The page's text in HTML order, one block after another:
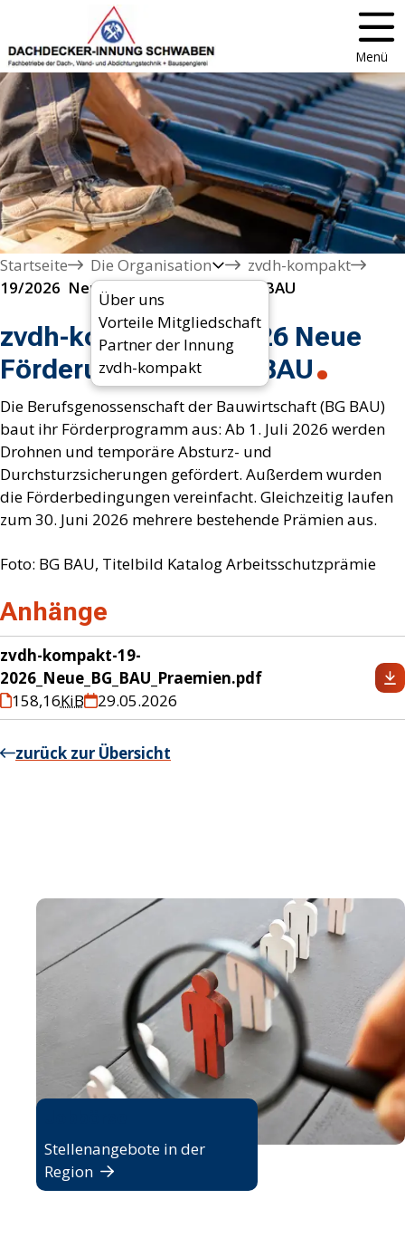
Menü
Startseite
Die Organisation
Über uns
Vorteile Mitgliedschaft
Partner der Innung
zvdh-kompakt
zvdh-kompakt
19/2026  Neue Förderungen der BG BAU
zvdh-kompakt 19/2026 Neue
Förderungen der BG BAU
Die Berufsgenossenschaft der Bauwirtschaft (BG BAU)
baut ihr Förderprogramm aus: Ab 1. Juli 2026 werden
Drohnen und temporäre Absturz- und
Durchsturzsicherungen gefördert. Außerdem wurden
die Förderbedingungen vereinfacht. Gleichzeitig laufen
zum 30. Juni 2026 mehrere bestehende Prämien aus.
Foto: BG BAU, Titelbild Katalog Arbeitsschutzprämie
Anhänge
zvdh-kompakt-19-
2026_Neue_BG_BAU_Praemien.pdf
158,16KiB 29.05.2026
zurück zur Übersicht
Stellenangebote in der
Region